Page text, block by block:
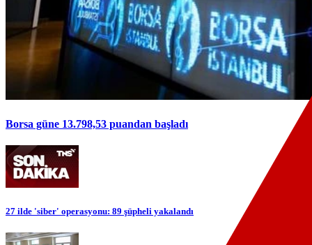
Borsa güne 13.798,53 puandan başladı
27 ilde 'siber' operasyonu: 89 şüpheli yakalandı